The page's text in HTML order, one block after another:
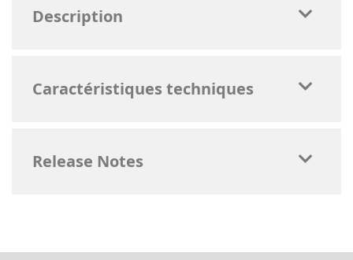
Description
Caractéristiques techniques
Release Notes